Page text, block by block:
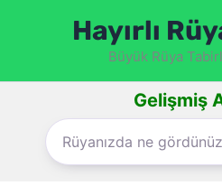
Hayırlı
Büyük Rüya
Gelişmiş